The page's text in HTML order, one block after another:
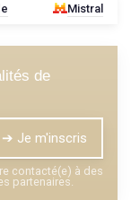
Mistral
de
➔ Je m'inscris
contacté(e) à des
partenaires.